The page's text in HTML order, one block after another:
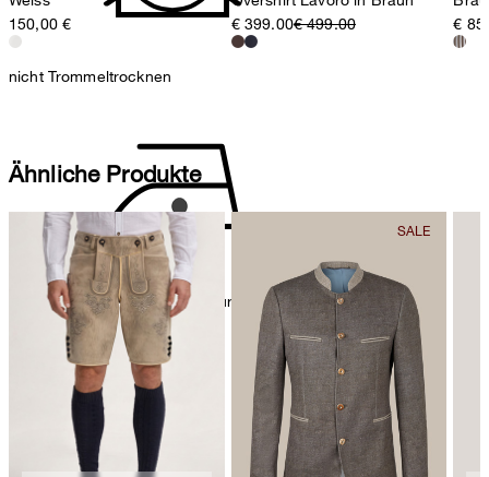
nicht Trommeltrocknen
Bügeln bei geringer Temperatur
150,00 €
€ 399.00€ 499.00
€
Ähnliche Produkte